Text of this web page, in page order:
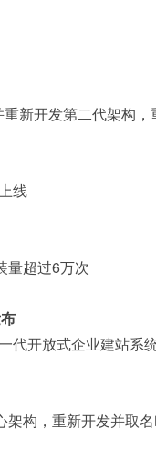
新开发第二代架构，
线
量超过6万次
代开放式企业建站系
构，重新开发并取